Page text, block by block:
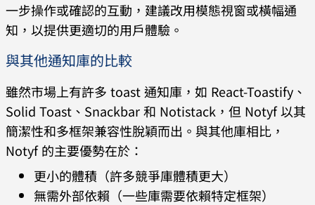
一步操作或確認的互動，建議改用模態視窗或橫幅通
知，以提供更適切的用戶體驗。
與其他通知庫的比較
雖然市場上有許多 toast 通知庫，如 React-Toastify、
Solid Toast、Snackbar 和 Notistack，但 Notyf 以其
簡潔性和多框架兼容性脫穎而出。與其他庫相比，
Notyf 的主要優勢在於：
更小的體積（許多競爭庫體積更大）
無需外部依賴（一些庫需要依賴特定框架）